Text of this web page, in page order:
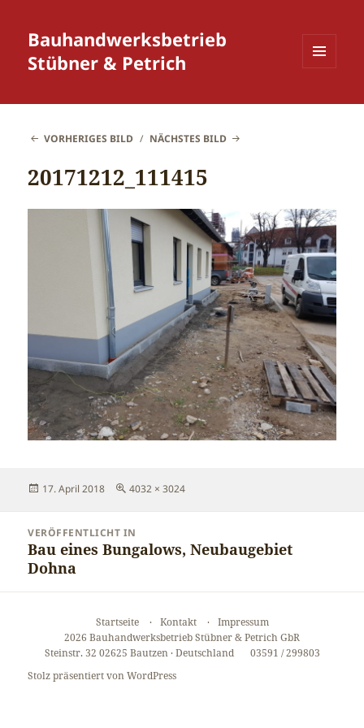
Bauhandwerksbetrieb
Stübner & Petrich
WIDGETS
VORHERIGES BILD NÄCHSTES BILD
20171212_111415
Veröffentlicht
17. April 2018 Originalgröße
4032 × 3024
VERÖFFENTLICHT IN
Bau eines Bungalows, Neubaugebiet
Dohna
Startseite Kontakt
Impressum
2026 Bauhandwerksbetrieb Stübner & Petrich GbR
Steinstr. 32 02625 Bautzen · Deutschland
03591 / 299803
Stolz präsentiert von WordPress